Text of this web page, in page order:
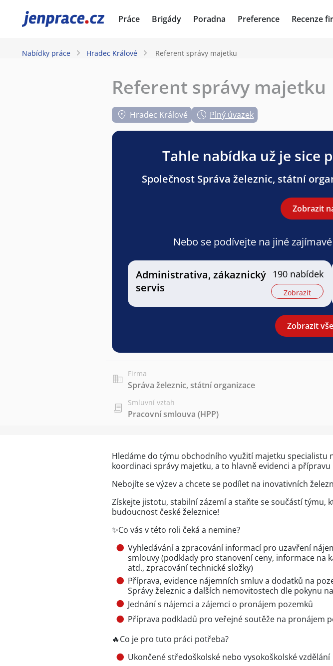
JenPráce.cz Práce Brigády Poradna Preference Recenze
Nabídky práce Hradec Králové Referent správy majetku
Referent správy majetku
Hradec Králové Plný úvazek
Tahle nabídka už je sice
Společnost Správa železnic, státní
Zobrazit
Nebo se podívejte na jiné
Administrativa, zákaznický
servis
190 nabídek
Zobrazit
Zobrazit
Firma
Správa železnic, státní organizace
Smluvní vztah
Pracovní smlouva (HPP)
Hledáme do týmu obchodního využití majetku specialistu
koordinaci správy majetku, a to hlavně evidenci a
Nebojíte se výzev a chcete se podílet na inovativních
Získejte jistotu, stabilní zázemí a staňte se součástí týmu,
budoucnost české železnice!
✨Co vás v této roli čeká a nemine?
Vyhledávání a zpracování informací pro uzavření
smlouvy (podklady pro stanovení ceny, informace na
atd., zpracování technické složky)
Příprava, evidence nájemních smluv a dodatků na
Správy železnic a dalších nemovitostech dle pokynu
Jednání s nájemci a zájemci o pronájem pozemků
Příprava podkladů pro veřejné soutěže na pronájem
🔥Co je pro tuto práci potřeba?
Ukončené středoškolské nebo vysokoškolské vzdělání